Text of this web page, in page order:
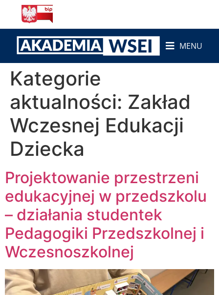
MENU
Kategorie
aktualności: Zakład
Wczesnej Edukacji
Dziecka
Projektowanie przestrzeni
edukacyjnej w przedszkolu
– działania studentek
Pedagogiki Przedszkolnej i
Wczesnoszkolnej